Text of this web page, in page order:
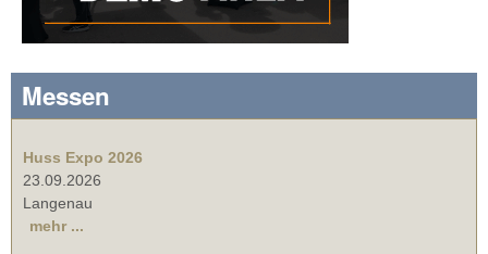
Messen
Huss Expo 2026
23.09.2026
Langenau
mehr ...